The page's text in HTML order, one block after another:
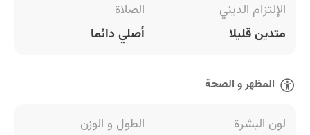
الإلتزام الديني
متدين قليلا
الصلاة
أصلي دائما
المظهر و الصحة
لون البشرة
الطول و الوزن